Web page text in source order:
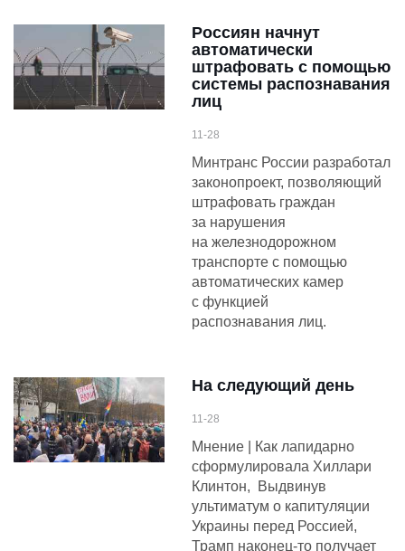
Россиян начнут
автоматически
штрафовать с помощью
системы распознавания
лиц
11-28
Минтранс России разработал
законопроект, позволяющий
штрафовать граждан
за нарушения
на железнодорожном
транспорте с помощью
автоматических камер
с функцией
распознавания лиц.
На следующий день
11-28
Мнение | Как лапидарно
сформулировала Хиллари
Клинтон, Выдвинув
ультиматум о капитуляции
Украины перед Россией,
Трамп наконец-то получает